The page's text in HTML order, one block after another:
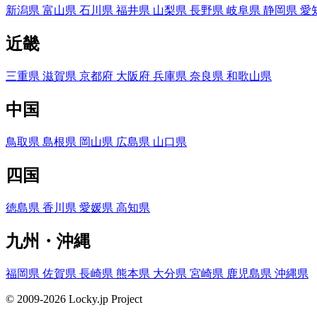
新潟県 富山県 石川県 福井県 山梨県 長野県 岐阜県 静岡県 愛
近畿
三重県 滋賀県 京都府 大阪府 兵庫県 奈良県 和歌山県
中国
鳥取県 島根県 岡山県 広島県 山口県
四国
徳島県 香川県 愛媛県 高知県
九州・沖縄
福岡県 佐賀県 長崎県 熊本県 大分県 宮崎県 鹿児島県 沖縄県
© 2009-2026 Locky.jp Project